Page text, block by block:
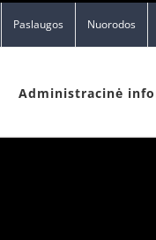
Paslaugos Nuorodos
Administracinė